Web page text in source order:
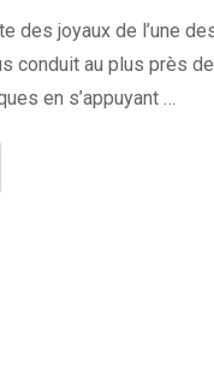
des joyaux de l’une
conduit au plus près
en s’appuyant …